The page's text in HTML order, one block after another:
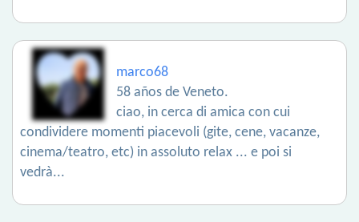
marco68
58 años de Veneto.
ciao, in cerca di amica con cui
condividere momenti piacevoli (gite, cene, vacanze,
cinema/teatro, etc) in assoluto relax ... e poi si
vedrà...